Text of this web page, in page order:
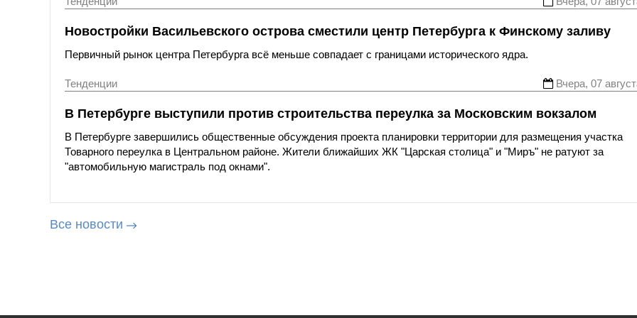
Новостройки Васильевского острова сместили центр Петербурга к Финскому заливу
Первичный рынок центра Петербурга всё меньше совпадает с границами исторического ядра.
Тенденции Вчера, 07
В Петербурге выступили против строительства переулка за Московским вокзалом
В Петербурге завершились общественные обсуждения проекта планировки территории для размещения участка
Товарного переулка в Центральном районе. Жители ближайших ЖК "Царская столица" и "Миръ" не ратуют за
"автомобильную магистраль под окнами".
Все новости